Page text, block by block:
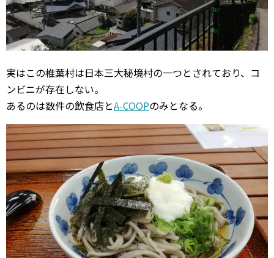
実はこの椎葉村は日本三大秘境村の一つとされており、コ
ンビニが存在しない。
あるのは数件の飲食店とA-COOPのみとなる。